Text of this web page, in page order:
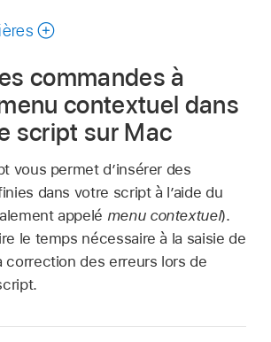
commandes à
contextuel dans
script sur Mac
vous permet d’insérer des
dans votre script à l’aide du
appelé menu contextuel).
le temps nécessaire à la saisie de
correction des erreurs lors de